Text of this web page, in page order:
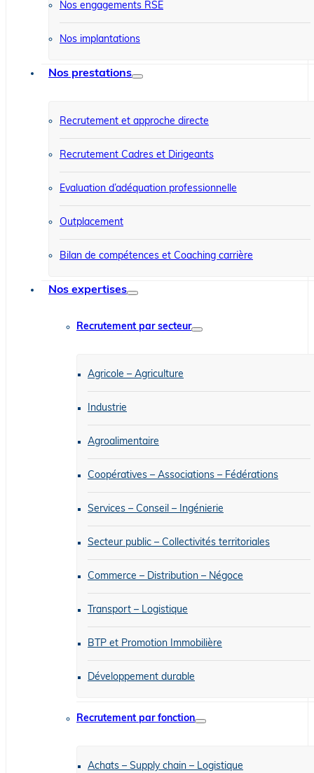
Nos engagements RSE
Nos implantations
Nos prestations
Recrutement et approche directe
Recrutement Cadres et Dirigeants
Evaluation d’adéquation professionnelle
Outplacement
Bilan de compétences et Coaching carrière
Nos expertises
Recrutement par secteur
Agricole – Agriculture
Industrie
Agroalimentaire
Coopératives – Associations – Fédérations
Services – Conseil – Ingénierie
Secteur public – Collectivités territoriales
Commerce – Distribution – Négoce
Transport – Logistique
BTP et Promotion Immobilière
Développement durable
Recrutement par fonction
Achats – Supply chain – Logistique